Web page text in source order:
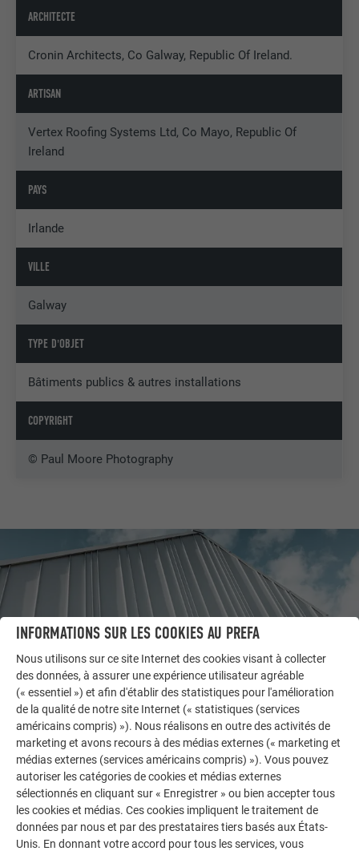
ARCHITECTE
Cronin Architects, Co Galway, Republic Of Ireland.
ARTISAN
Vertex Roofing Systems Ltd, Co Mayo, Republic Of
Ireland
PAYS
Irlande
VILLE
Galway
TYPE D'OBJET
Bâtiments publics & autres installations
COPYRIGHT
© Paul Moore Photography
LAISSEZ-VOUS INSPIRER
AUTRES BÂTIMENTS
La galerie de références PREFA démontre la
polyvalence de l’aluminium. Découvrez d’autres projets
impressionnants avec les solutions en aluminium
durables de PREFA pour toitures, systèmes solaires et
INFORMATIONS SUR LES COOKIES AU PREFA
Nous utilisons sur ce site Internet des cookies visant à collecter
des données, à assurer une expérience utilisateur agréable
(« essentiel ») et afin d'établir des statistiques pour l'amélioration
de la qualité de notre site Internet (« statistiques (services
américains compris) »). Nous réalisons en outre des activités de
marketing et avons recours à des médias externes (« marketing et
médias externes (services américains compris) »). Vous pouvez
autoriser les catégories de cookies et médias externes
sélectionnés en cliquant sur « Enregistrer » ou bien accepter tous
les cookies et médias. Ces cookies impliquent le traitement de
données par nous et par des prestataires tiers basés aux États-
Unis. En donnant votre accord pour tous les services, vous